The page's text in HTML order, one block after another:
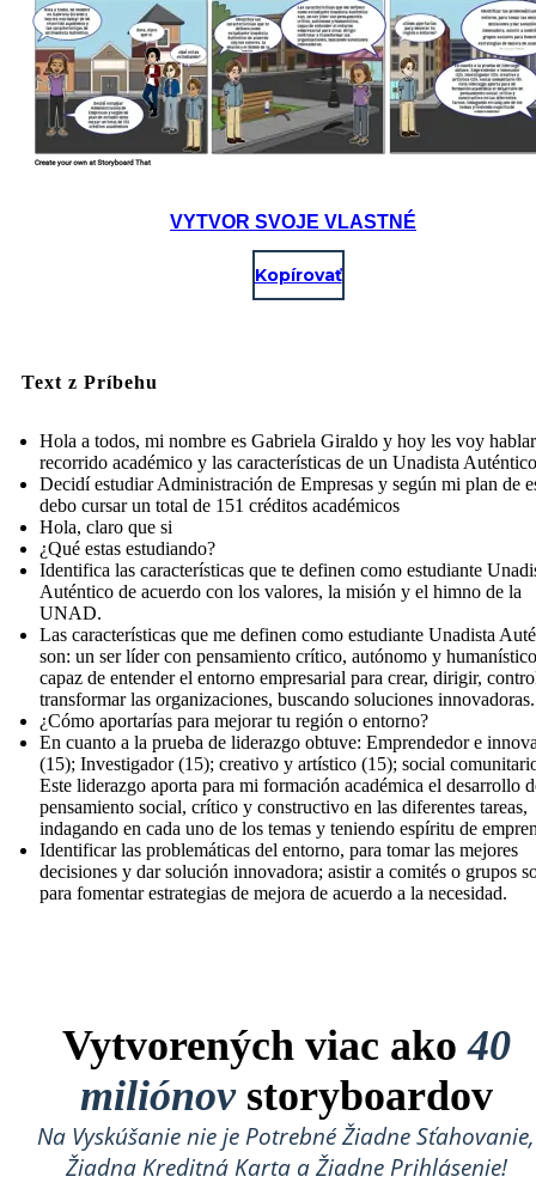
VYTVOR SVOJE VLASTNÉ
Kopírovať
Text z Príbehu
Hola a todos, mi nombre es Gabriela Giraldo y hoy les voy
recorrido académico y las características de un Unadista
Decidí estudiar Administración de Empresas y según mi plan de
debo cursar un total de 151 créditos académicos
Hola, claro que si
¿Qué estas estudiando?
Identifica las características que te definen como estudiante
Auténtico de acuerdo con los valores, la misión y el himno de la
UNAD.
Las características que me definen como estudiante Unadista
son: un ser líder con pensamiento crítico, autónomo y
capaz de entender el entorno empresarial para crear, dirigir,
transformar las organizaciones, buscando soluciones innovadoras.
¿Cómo aportarías para mejorar tu región o entorno?
En cuanto a la prueba de liderazgo obtuve: Emprendedor e
(15); Investigador (15); creativo y artístico (15); social
Este liderazgo aporta para mi formación académica el desarrollo
pensamiento social, crítico y constructivo en las diferentes tareas,
indagando en cada uno de los temas y teniendo espíritu de
Identificar las problemáticas del entorno, para tomar las mejores
decisiones y dar solución innovadora; asistir a comités o grupos
para fomentar estrategias de mejora de acuerdo a la necesidad.
Vytvorených viac ako40
miliónovstoryboardov
Na Vyskúšanie nie je Potrebné Žiadne Sťahovanie,
Žiadna Kreditná Karta a Žiadne Prihlásenie!